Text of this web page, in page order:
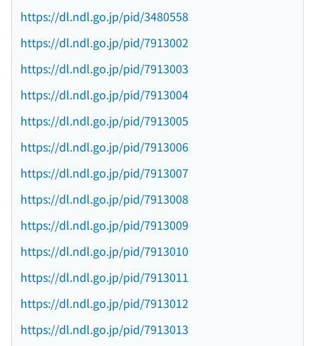
https://dl.ndl.go.jp/pid/3480558
https://dl.ndl.go.jp/pid/7913002
https://dl.ndl.go.jp/pid/7913003
https://dl.ndl.go.jp/pid/7913004
https://dl.ndl.go.jp/pid/7913005
https://dl.ndl.go.jp/pid/7913006
https://dl.ndl.go.jp/pid/7913007
https://dl.ndl.go.jp/pid/7913008
https://dl.ndl.go.jp/pid/7913009
https://dl.ndl.go.jp/pid/7913010
https://dl.ndl.go.jp/pid/7913011
https://dl.ndl.go.jp/pid/7913012
https://dl.ndl.go.jp/pid/7913013